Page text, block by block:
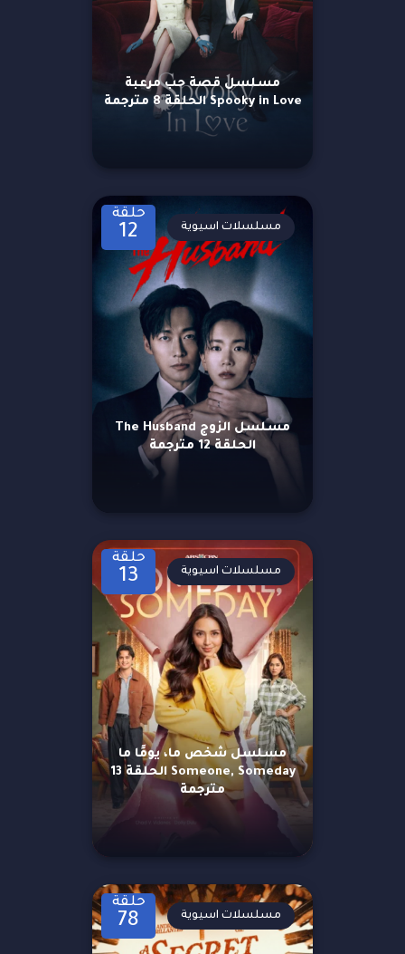
مسلسل قصة حب مرعبة
Spooky in Love الحلقة 8 مترجمة
حلقة
12
مسلسل الزوج The Husband
الحلقة 12 مترجمة
مسلسلات اسيوية
حلقة
13
مسلسل شخص ما، يومًا ما
Someone, Someday الحلقة 13
مترجمة
مسلسلات اسيوية
حلقة
78 مسلسلات اسيوية